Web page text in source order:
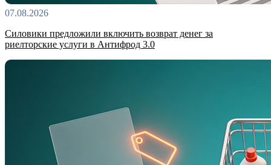
07.08.2026
Силовики предложили включить возврат денег за
риелторские услуги в Антифрод 3.0